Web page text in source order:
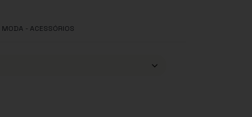
- ACESSÓRIOS